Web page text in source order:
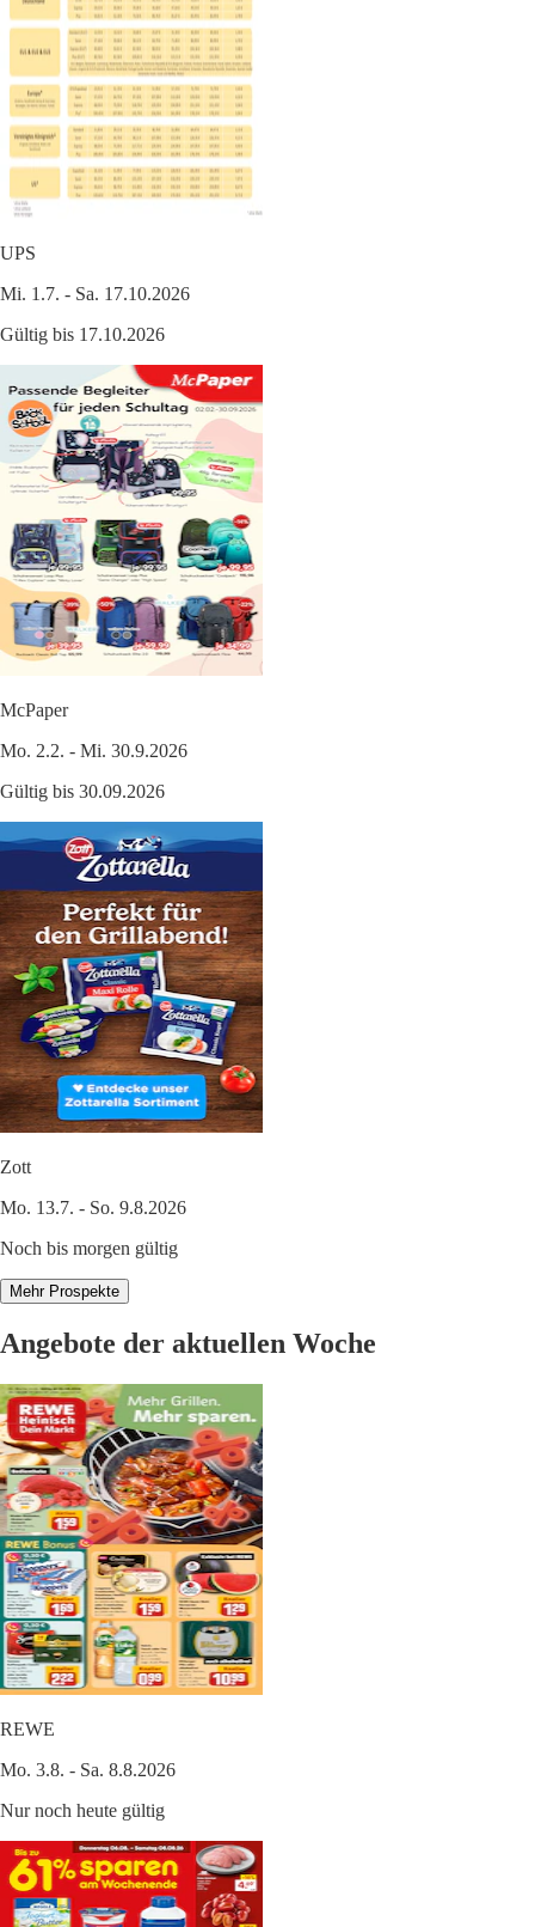
UPS
Mi. 1.7. - Sa. 17.10.2026
Gültig bis 17.10.2026
McPaper
Mo. 2.2. - Mi. 30.9.2026
Gültig bis 30.09.2026
Zott
Mo. 13.7. - So. 9.8.2026
Noch bis morgen gültig
Mehr Prospekte
Angebote der aktuellen Woche
REWE
Mo. 3.8. - Sa. 8.8.2026
Nur noch heute gültig